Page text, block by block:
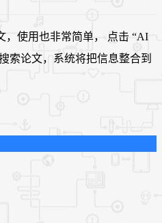
使用也非常简单， 点击 “AI
索论文，系统将把信息整合到